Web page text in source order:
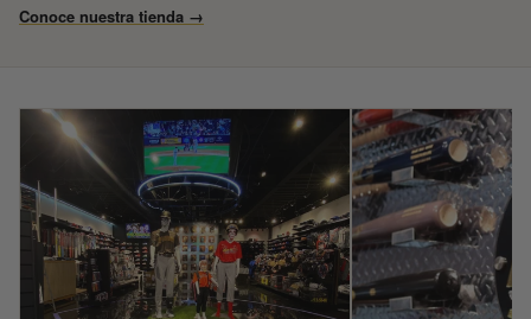
Conoce nuestra tienda →